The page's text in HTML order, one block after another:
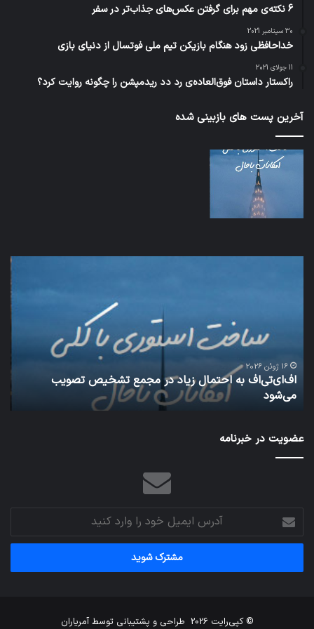
6 نکته‌ی مهم برای گرفتن عکس‌های جذاب‌تر در سفر
30 سپتامبر 2021
خداحافظی زود هنگام بازیکن تیم ملی فوتسال از دنیای بازی
11 جولای 2021
راکستار داستان فوق‌العاده‌ی رد دد ریدمپشن را چگونه روایت کرد؟
آخرین پست های بازبینی شده
تصویب
می‌شود
16 ژوئن 2026
اف‌ای‌تی‌اف به احتمال زیاد در مجمع تشخیص تصویب
می‌شود
عضویت در خبرنامه
آدرس
ایمیل
خود
وارد
© کپی‌رایت 2026 طراحی و پشتیبانی توسطآمریاران